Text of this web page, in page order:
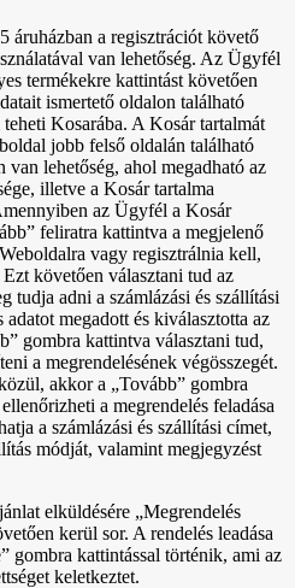
áruházban a regisztrációt követő
van lehetőség. Az Ügyfél
termékekre kattintást követően
ismertető oldalon található
Kosarába. A Kosár tartalmát
jobb felső oldalán található
lehetőség, ahol megadható az
illetve a Kosár tartalma
az Ügyfél a Kosár
feliratra kattintva a megjelenő
vagy regisztrálnia kell,
követően választani tud az
tudja adni a számlázási és szállítási
megadott és kiválasztotta az
gombra kattintva választani tud,
a megrendelésének végösszegét.
akkor a „Tovább” gombra
a megrendelés feladása
a számlázási és szállítási címet,
módját, valamint megjegyzést
elküldésére „Megrendelés
kerül sor. A rendelés leadása
gombra kattintással történik, ami az
keletkeztet.